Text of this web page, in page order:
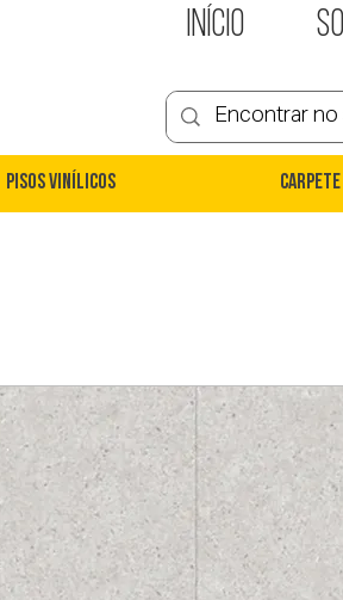
INÍCIO
Pisos Vinílicos Carpete